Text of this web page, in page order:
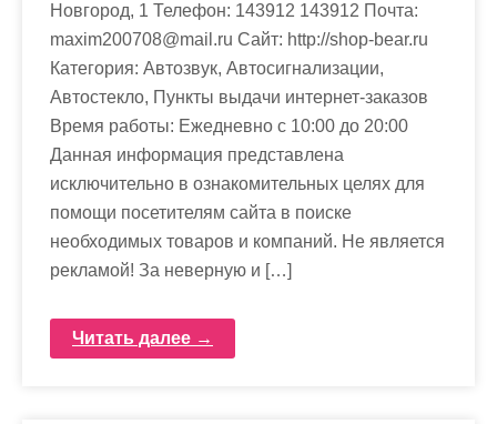
Новгород, 1 Телефон: 143912 143912 Почта:
maxim200708@mail.ru Cайт: http://shop-bear.ru
Категория: Автозвук, Автосигнализации,
Автостекло, Пункты выдачи интернет-заказов
Время работы: Ежедневно с 10:00 до 20:00
Данная информация представлена
исключительно в ознакомительных целях для
помощи посетителям сайта в поиске
необходимых товаров и компаний. Не является
рекламой! За неверную и […]
Читать далее →